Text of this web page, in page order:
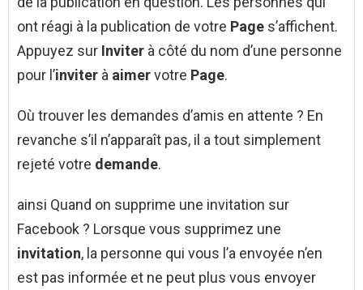
ont réagi à la publication de votre Page s’affichent.
Appuyez sur Inviter à côté du nom d’une personne
pour l’inviter à aimervotre Page.
Où trouver les demandes d’amis en attente ? En
revanche s’il n’apparaît pas, il a tout simplement
rejeté votre demande.
ainsi Quand on supprime une invitation sur
Facebook ? Lorsque vous supprimez une
invitation, la personne qui vous l’a envoyée n’en
est pas informée et ne peut plus vous envoyer